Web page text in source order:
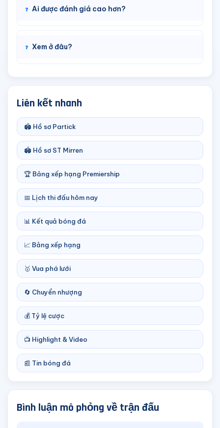
Ai được đánh giá cao hơn?
Xem ở đâu?
Liên kết nhanh
🏟️ Hồ sơ Partick
🏟️ Hồ sơ ST Mirren
🏆 Bảng xếp hạng Premiership
📅 Lịch thi đấu hôm nay
📊 Kết quả bóng đá
📈 Bảng xếp hạng
🥇 Vua phá lưới
🔄 Chuyển nhượng
💰 Tỷ lệ cược
📺 Highlight & Video
📰 Tin bóng đá
Bình luận mô phỏng về trận đấu